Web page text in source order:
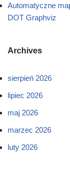
Automatyczne
DOT Graphviz
Archives
sierpień 2026
lipiec 2026
maj 2026
marzec 2026
luty 2026